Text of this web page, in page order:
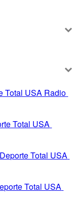
Total USA Radio
Total USA
Total USA
Total USA